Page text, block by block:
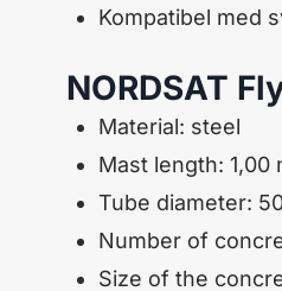
Kompatibel med
NORDSAT
Material: steel
Mast length: 1,00
Tube diameter:
Number of
Size of the